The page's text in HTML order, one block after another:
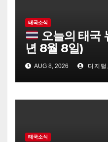
태국소식
오늘의 태국
년 8월 8일)
AUG 8, 2026 디지털
태국소식